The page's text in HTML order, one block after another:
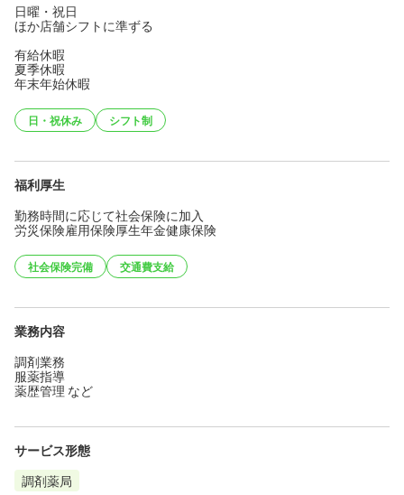
日曜・祝日
ほか店舗シフトに準ずる
有給休暇
夏季休暇
年末年始休暇
日・祝休み シフト制
福利厚生
勤務時間に応じて社会保険に加入
労災保険雇用保険厚生年金健康保険
社会保険完備 交通費支給
業務内容
調剤業務
服薬指導
薬歴管理 など
サービス形態
調剤薬局